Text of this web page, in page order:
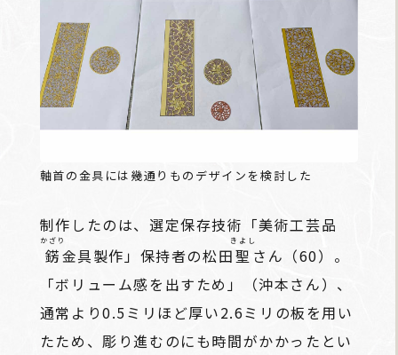
軸首の金具には幾通りものデザインを検討した
制作したのは、選定保存技術「美術工芸品
錺
かざり
金具製作」保持者の松田聖
きよし
さん（60）。
「ボリューム感を出すため」（沖本さん）、
通常より0.5ミリほど厚い2.6ミリの板を用い
たため、彫り進むのにも時間がかかったとい